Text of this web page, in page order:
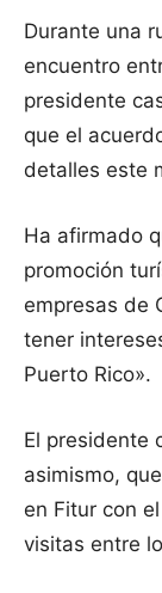
Durante una
encuentro
presidente
que el
detalles este
Ha afirmado
promoción
empresas de
tener
Puerto Rico».
El presidente
asimismo,
en Fitur con
visitas entre